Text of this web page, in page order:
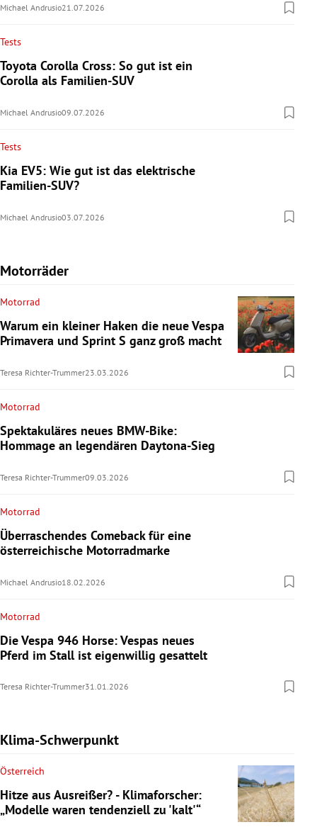
Michael Andrusio21.07.2026
Tests
Toyota Corolla Cross: So gut ist ein
Corolla als Familien-SUV
Michael Andrusio09.07.2026
Tests
Kia EV5: Wie gut ist das elektrische
Familien-SUV?
Michael Andrusio03.07.2026
Motorräder
Motorrad
Warum ein kleiner Haken die neue Vespa
Primavera und Sprint S ganz groß macht
Teresa Richter-Trummer23.03.2026
Motorrad
Spektakuläres neues BMW-Bike:
Hommage an legendären Daytona-Sieg
Teresa Richter-Trummer09.03.2026
Motorrad
Überraschendes Comeback für eine
österreichische Motorradmarke
Michael Andrusio18.02.2026
Motorrad
Die Vespa 946 Horse: Vespas neues
Pferd im Stall ist eigenwillig gesattelt
Teresa Richter-Trummer31.01.2026
Klima-Schwerpunkt
Österreich
Hitze aus Ausreißer? - Klimaforscher:
„Modelle waren tendenziell zu 'kalt'“